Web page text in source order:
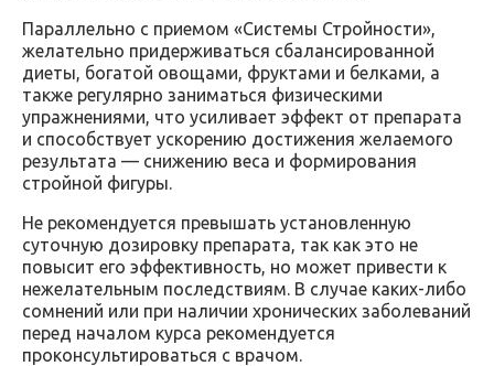
Параллельно с приемом «Системы Стройности»,
желательно придерживаться сбалансированной
диеты, богатой овощами, фруктами и белками, а
также регулярно заниматься физическими
упражнениями, что усиливает эффект от препарата
и способствует ускорению достижения желаемого
результата — снижению веса и формирования
стройной фигуры.
Не рекомендуется превышать установленную
суточную дозировку препарата, так как это не
повысит его эффективность, но может привести к
нежелательным последствиям. В случае каких-либо
сомнений или при наличии хронических заболеваний
перед началом курса рекомендуется
проконсультироваться с врачом.